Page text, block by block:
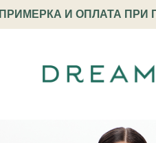
ПРИМЕРКА И ОПЛАТА ПРИ